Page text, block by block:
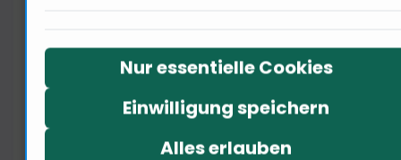
der Menschen in
Entwicklungsländern nutzen
Mobiltelefone zur politischen
Mobilisierung ( … ) In meinem
Nur essentielle Cookies
Einwilligung speichern
Alles erlauben